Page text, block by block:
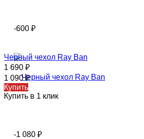
-600 ₽
Черный чехол Ray Ban
1 690 ₽
1 090₽
Купить
Купить в 1 клик
-1 080 ₽